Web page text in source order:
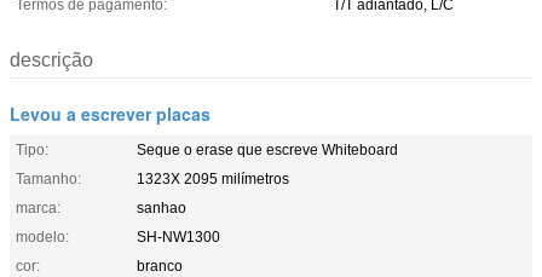
Termos de pagamento:
T/T adiantado, L/C
descrição
Levou a escrever placas
Tipo:
Seque o erase que escreve Whiteboard
Tamanho:
1323X 2095 milímetros
marca:
sanhao
modelo:
SH-NW1300
cor:
branco